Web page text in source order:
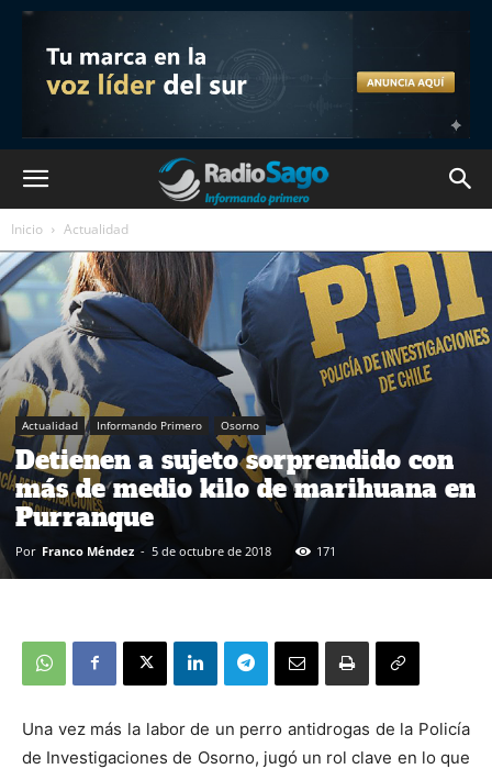
Inicio Actualidad
Actualidad Informando Primero Osorno
Detienen a sujeto sorprendido con
más de medio kilo de marihuana en
Purranque
Por Franco Méndez - 5 de octubre de 2018 171
Una vez más la labor de un perro antidrogas de la Policía
de Investigaciones de Osorno, jugó un rol clave en lo que